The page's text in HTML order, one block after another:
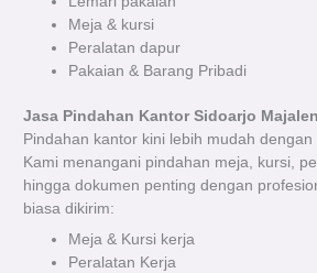
Meja & kursi
Peralatan dapur
Pakaian & Barang Pribadi
Jasa Pindahan Kantor Sidoarjo
Pindahan kantor kini lebih mudah dengan
Kami menangani pindahan meja, kursi,
hingga dokumen penting dengan
biasa dikirim:
Meja & Kursi kerja
Peralatan Kerja